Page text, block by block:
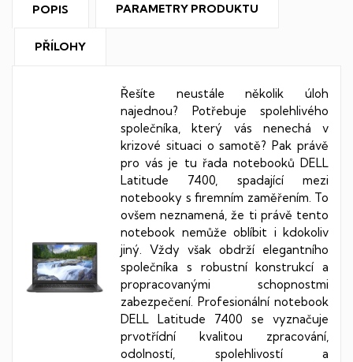
POPIS PARAMETRY PRODUKTU
PŘÍLOHY
Řešíte neustále několik úloh
najednou? Potřebuje spolehlivého
společníka, který vás nenechá v
krizové situaci o samotě? Pak právě
pro vás je tu řada notebooků DELL
Latitude 7400, spadající mezi
notebooky s firemním zaměřením. To
ovšem neznamená, že ti právě tento
notebook nemůže oblíbit i kdokoliv
jiný. Vždy však obdrží elegantního
společníka s robustní konstrukcí a
propracovanými schopnostmi
zabezpečení. Profesionální notebook
DELL Latitude 7400 se vyznačuje
prvotřídní kvalitou zpracování,
odolností, spolehlivostí a